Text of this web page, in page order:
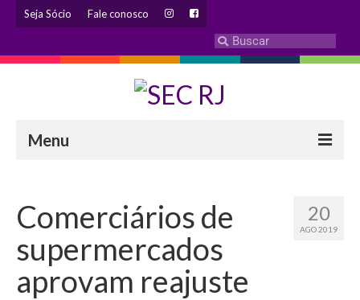
Seja Sócio Fale conosco
Menu
Eleição 2024 – Comissão Eleitoral
Histórico
Diretoria
20
AGO 2019
Comerciários de
supermercados
aprovam reajuste